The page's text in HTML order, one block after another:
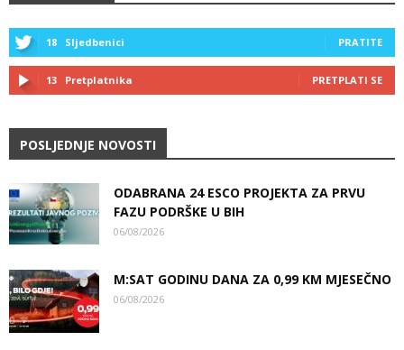
18 Sljedbenici PRATITE
13 Pretplatnika PRETPLATI SE
POSLJEDNJE NOVOSTI
ODABRANA 24 ESCO PROJEKTA ZA PRVU
FAZU PODRŠKE U BIH
06/08/2026
M:SAT GODINU DANA ZA 0,99 KM MJESEČNO
06/08/2026